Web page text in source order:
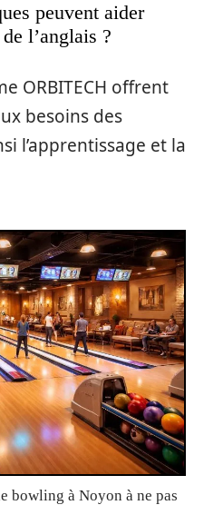
peuvent aider
l’anglais ?
ORBITECH offrent
besoins des
l’apprentissage et la
bowling à Noyon à ne pas